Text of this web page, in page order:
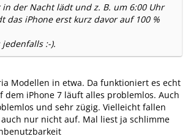
der Nacht lädt und z. B. um 6:00 Uhr
das iPhone erst kurz davor auf 100 %
jedenfalls :-).
Modellen in etwa. Da funktioniert es echt
dem iPhone 7 läuft alles problemlos. Auch
und sehr zügig. Vielleicht fallen
nur nicht auf. Mal liest ja schlimme